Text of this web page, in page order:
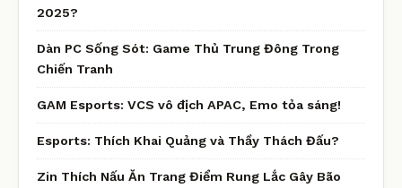
2025?
Dàn PC Sống Sót: Game Thủ Trung Đông Trong
Chiến Tranh
GAM Esports: VCS vô địch APAC, Emo tỏa sáng!
Esports: Thích Khai Quảng và Thầy Thách Đấu?
Zin Thích Nấu Ăn Trang Điểm Rung Lắc Gây Bão